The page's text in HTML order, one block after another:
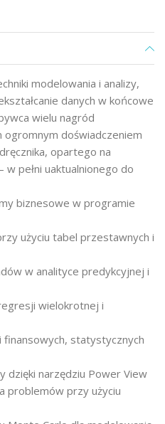
modelowania i analizy,
danych w końcowe
wielu nagród
ogromnym doświadczeniem
opartego na
w pełni uaktualnionego do
biznesowe w programie
użyciu tabel przestawnych i
w analityce predykcyjnej i
wielokrotnej i
finansowych, statystycznych
dzięki narzędziu Power View
problemów przy użyciu